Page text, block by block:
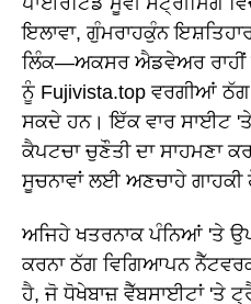
ਇਲਾਵਾ, ਗੁੰਮਰਾਹਕੁੰਨ
ਲਿੰਕ—ਅਕਸਰ ਐਡਵੇਅਰ ਰਾਹੀਂ
ਨੂੰ Fujivista.top ਵਰਗੀਆਂ
ਸਕਦੇ ਹਨ। ਇੱਕ ਵਾਰ ਸਾਈਟ
ਕੈਪਟਚਾ ਚੁਣੌਤੀ ਦਾ ਸਾਹਮਣਾ
ਸੂਚਨਾਵਾਂ ਲਈ ਅਣਚਾਹੇ ਗਾਹਕੀ
ਅਜਿਹੇ ਖਤਰਨਾਕ ਪੰਨਿਆਂ 'ਤੇ
ਕਰਨਾ ਠੱਗ ਵਿਗਿਆਪਨ
ਹੈ, ਜੋ ਧੋਖੇਬਾਜ਼ ਵੈੱਬਸਾਈਟਾਂ 'ਤੇ